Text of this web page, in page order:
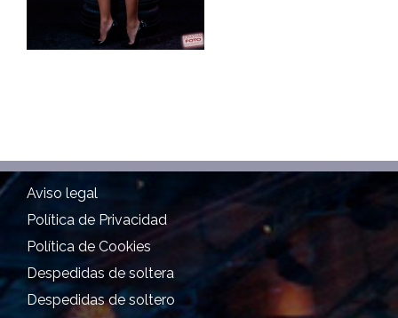
Aviso legal
Política de Privacidad
Política de Cookies
Despedidas de soltera
Despedidas de soltero